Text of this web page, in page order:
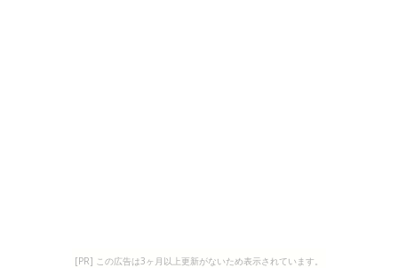
[PR] この広告は3ヶ月以上更新がないため表示されています。